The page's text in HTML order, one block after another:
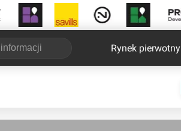
Rynek pierwotny